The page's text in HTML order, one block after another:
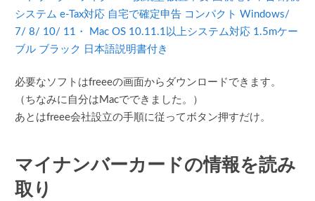
システム e-Tax対応 自宅で確定申告 コンパクト Windows/
7/ 8/ 10/ 11・ Mac OS 10.11.1以上システム対応 1.5mケー
ブル ブラック 日本語説明書付き
必要なソフトはfreeeの画面からダウンロードできます。
（ちなみに自分はMacでできました。）
あとはfreee会社設立の手順に従ってボタン押すだけ。
マイナンバーカードの情報を読み
取り